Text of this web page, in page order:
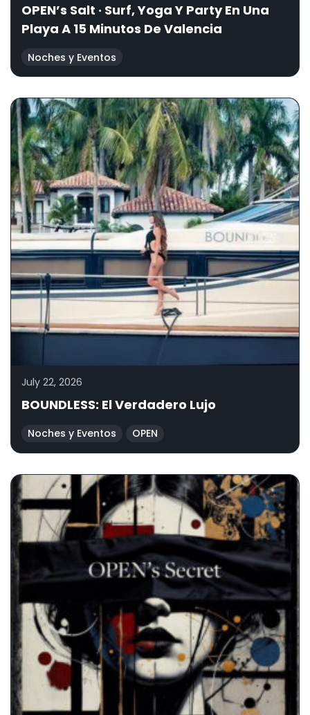
OPEN’s Salt · Surf, Yoga Y Party En Una
Playa A 15 Minutos De Valencia
Noches y Eventos
July 22, 2026
BOUNDLESS: El Verdadero Lujo
Noches y Eventos OPEN